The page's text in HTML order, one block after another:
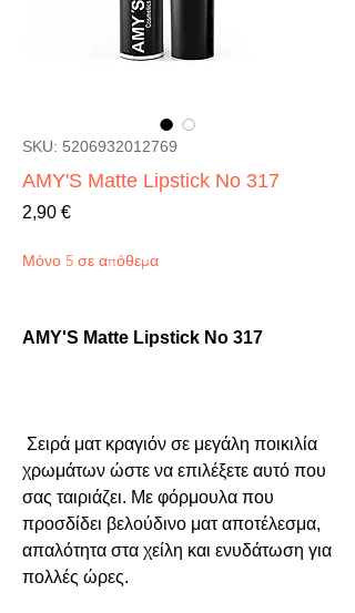
SKU: 5206932012769
AMY'S Matte Lipstick No 317
2,90 €Τιμή
Μόνο 5 σε απόθεμα
AMY'S Matte Lipstick No 317
χρωμάτων ώστε να επιλέξετε αυτό που
σας ταιριάζει. Με φόρμουλα που
προσδίδει βελούδινο ματ αποτέλεσμα,
απαλότητα στα χείλη και ενυδάτωση για
πολλές ώρες.